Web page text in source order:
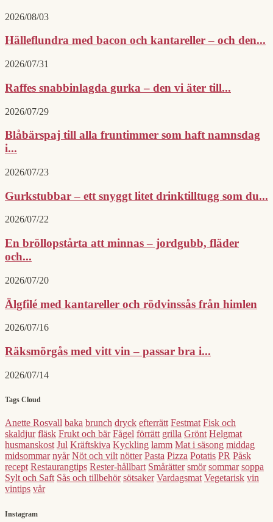
2026/08/03
Hälleflundra med bacon och kantareller – och den...
2026/07/31
Raffes snabbinlagda gurka – den vi äter till...
2026/07/29
Blåbärspaj till alla fruntimmer som haft namnsdag
i...
2026/07/23
Gurkstubbar – ett snyggt litet drinktilltugg som du...
2026/07/22
En bröllopstårta att minnas – jordgubb, fläder
och...
2026/07/20
Älgfilé med kantareller och rödvinssås från himlen
2026/07/16
Räksmörgås med vitt vin – passar bra i...
2026/07/14
Tags Cloud
Anette Rosvall baka brunch dryck efterrätt Festmat Fisk och
skaldjur fläsk Frukt och bär Fågel förrätt grilla Grönt Helgmat
husmanskost Jul Kräftskiva Kyckling lamm Mat i säsong middag
midsommar nyår Nöt och vilt nötter Pasta Pizza Potatis PR Påsk
recept Restaurangtips Rester-hållbart Smårätter smör sommar soppa
Sylt och Saft Sås och tillbehör sötsaker Vardagsmat Vegetarisk vin
vintips vår
Instagram